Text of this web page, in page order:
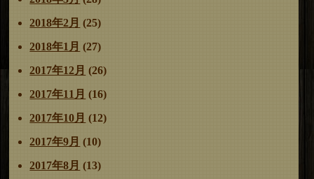
2018年2月 (25)
2018年1月 (27)
2017年12月 (26)
2017年11月 (16)
2017年10月 (12)
2017年9月 (10)
2017年8月 (13)